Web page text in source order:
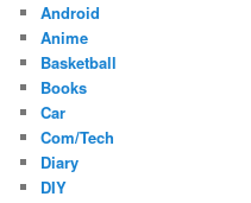
Android
Anime
Basketball
Books
Car
Com/Tech
Diary
DIY